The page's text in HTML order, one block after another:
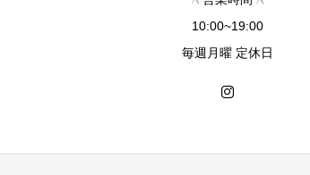
10:00~19:00
毎週月曜 定休日